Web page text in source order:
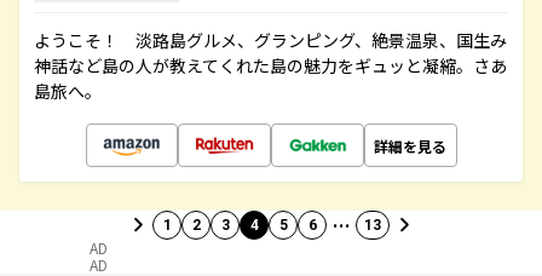
ようこそ！ 淡路島グルメ、グランピング、絶景温泉、国生み
神話など島の人が教えてくれた島の魅力をギュッと凝縮。さあ
島旅へ。
詳細を見る
1 2 3 4 5 6 … 13
AD
AD